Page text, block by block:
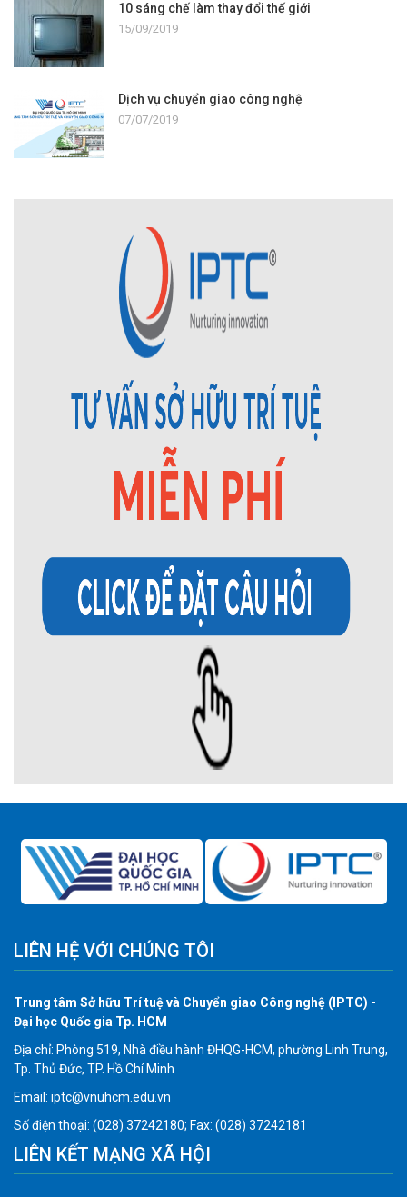
10 sáng chế làm thay đổi thế giới
15/09/2019
Dịch vụ chuyển giao công nghệ
07/07/2019
LIÊN HỆ VỚI CHÚNG TÔI
Trung tâm Sở hữu Trí tuệ và Chuyển giao Công nghệ (IPTC) -
Đại học Quốc gia Tp. HCM
Địa chỉ: Phòng 519, Nhà điều hành ĐHQG-HCM, phường Linh Trung,
Tp. Thủ Đức, TP. Hồ Chí Minh
Email: iptc@vnuhcm.edu.vn
Số điện thoại: (028) 37242180; Fax: (028) 37242181
LIÊN KẾT MẠNG XÃ HỘI